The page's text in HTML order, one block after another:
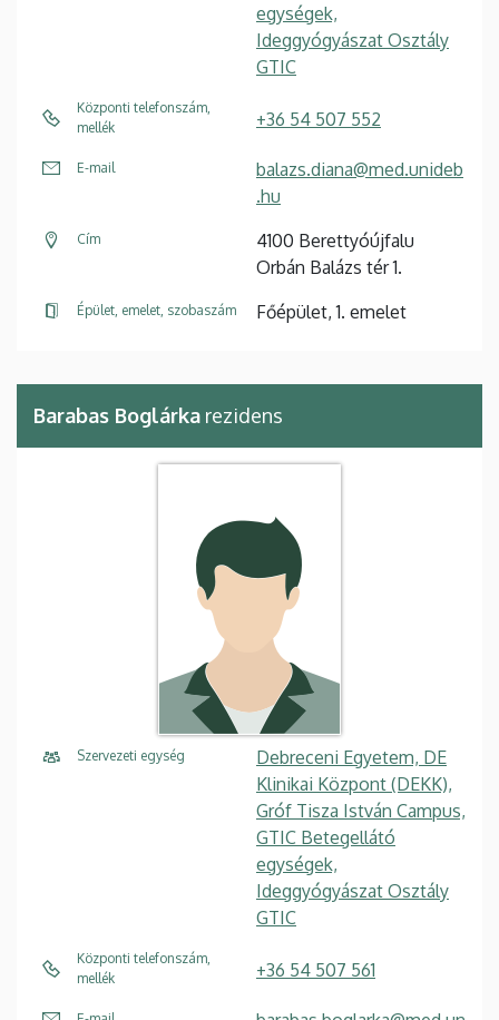
egységek,
Ideggyógyászat Osztály
GTIC
Központi telefonszám,
mellék
+36 54 507 552
E-mail
balazs.diana@med.unideb
.hu
Cím
4100 Berettyóújfalu
Orbán Balázs tér 1.
Épület, emelet, szobaszám Főépület, 1. emelet
Barabas Boglárka rezidens
Szervezeti egység
Debreceni Egyetem, DE
Klinikai Központ (DEKK),
Gróf Tisza István Campus,
GTIC Betegellátó
egységek,
Ideggyógyászat Osztály
GTIC
Központi telefonszám,
mellék
+36 54 507 561